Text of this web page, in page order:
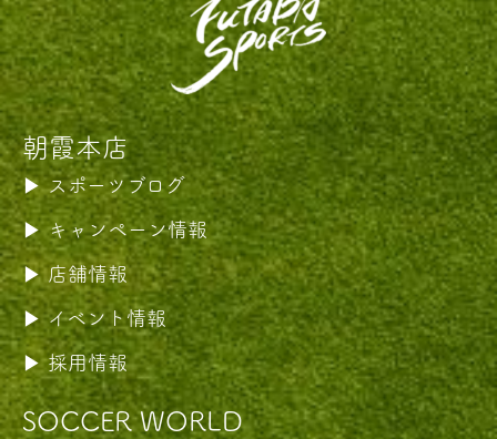
朝霞本店
スポーツブログ
キャンペーン情報
店舗情報
イベント情報
採用情報
SOCCER WORLD